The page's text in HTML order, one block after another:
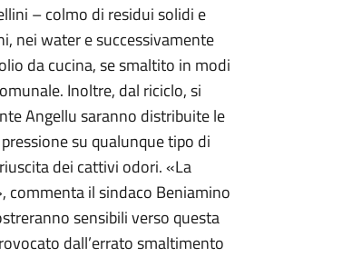
– colmo di residui solidi e
nei water e successivamente
da cucina, se smaltito in modi
Inoltre, dal riciclo, si
Angellu saranno distribuite le
su qualunque tipo di
dei cattivi odori. «La
commenta il sindaco Beniamino
sensibili verso questa
dall’errato smaltimento